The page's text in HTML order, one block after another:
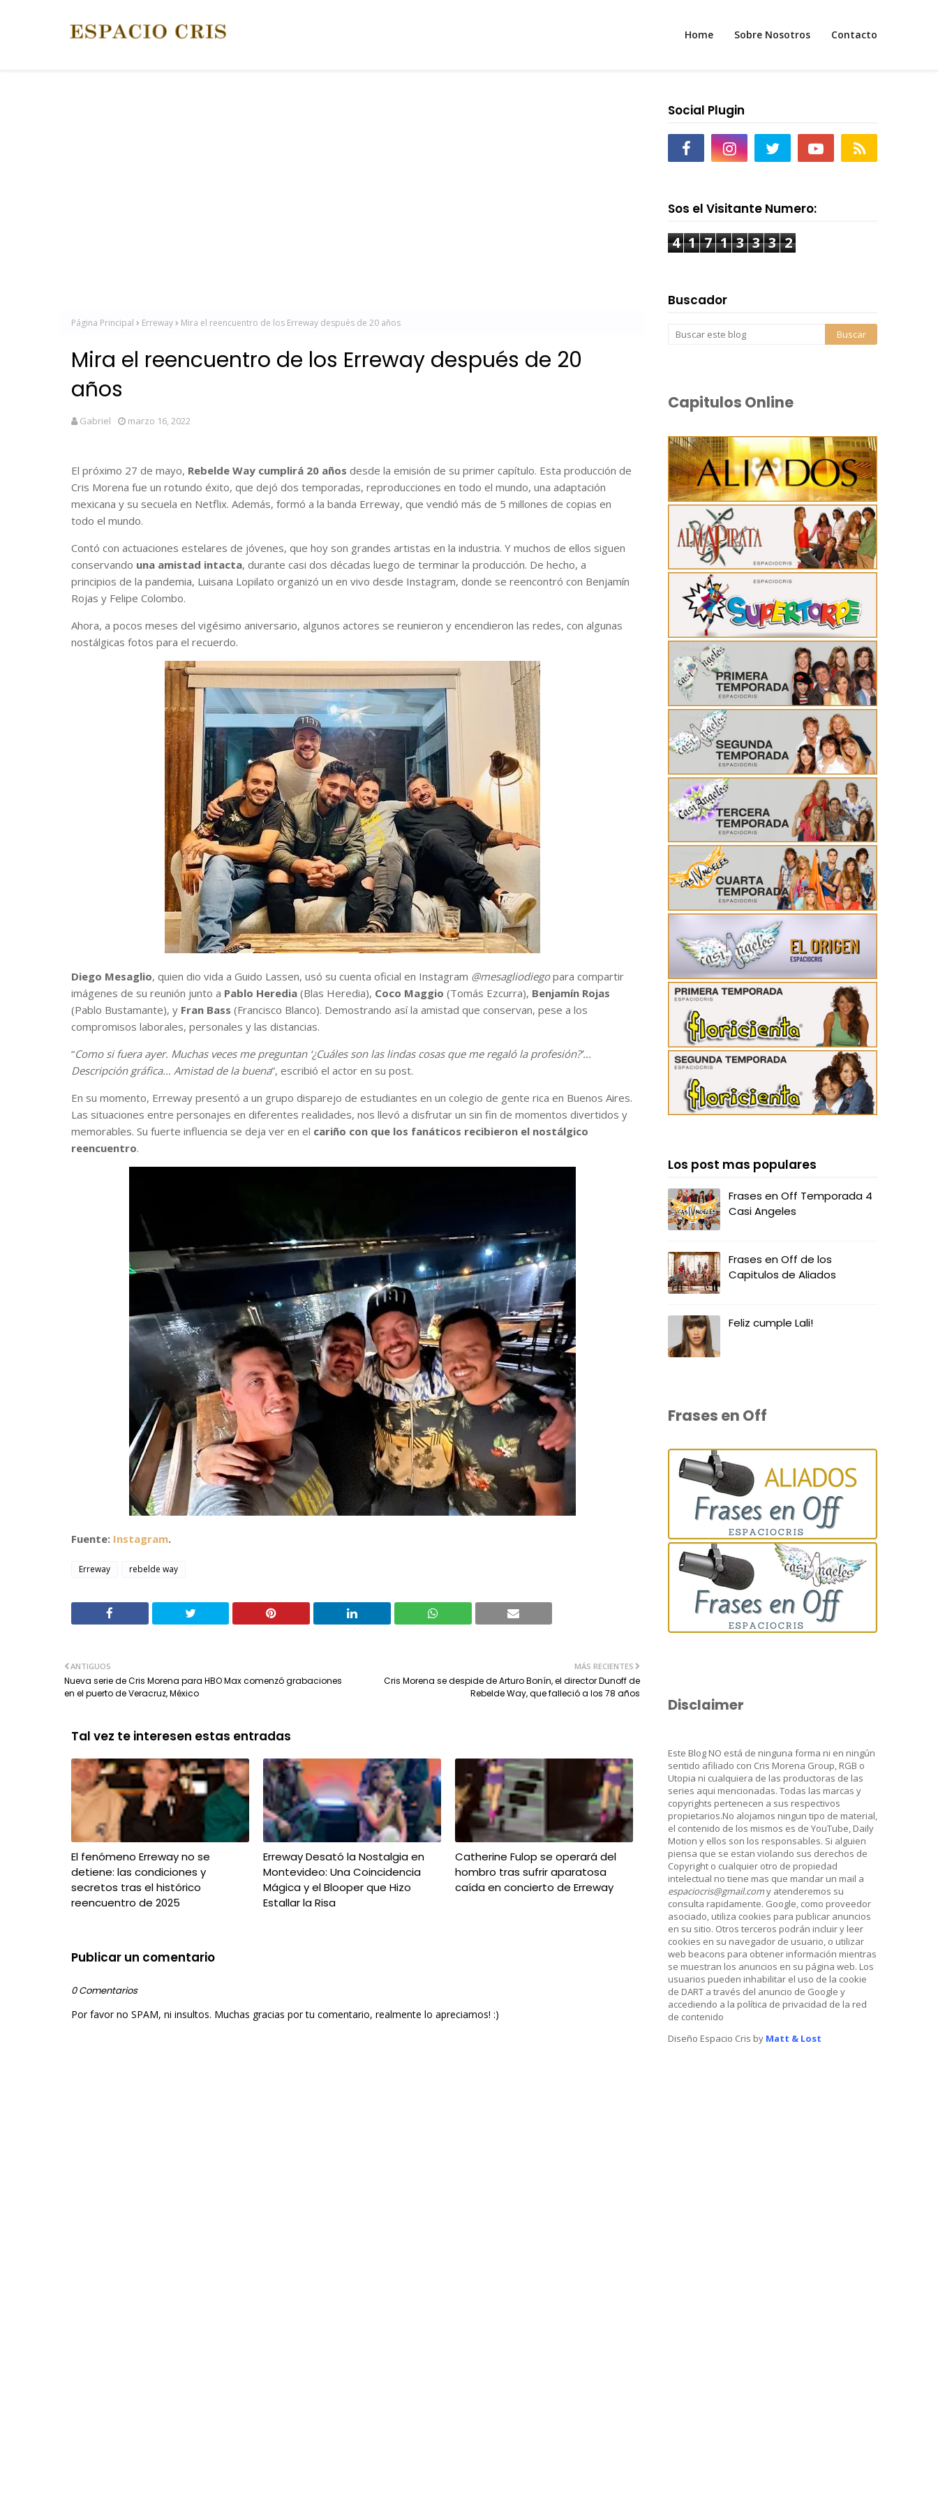
Home Sobre Nosotros Contacto
Página Principal Erreway Mira el reencuentro de los Erreway después de 20 años
Mira el reencuentro de los Erreway después de 20
años
Gabriel marzo 16, 2022
El próximo 27 de mayo, Rebelde Way cumplirá 20 años desde la emisión de su primer capítulo. Esta producción de
Cris Morena fue un rotundo éxito, que dejó dos temporadas, reproducciones en todo el mundo, una adaptación
mexicana y su secuela en Netflix. Además, formó a la banda Erreway, que vendió más de 5 millones de copias en
todo el mundo.
Contó con actuaciones estelares de jóvenes, que hoy son grandes artistas en la industria. Y muchos de ellos siguen
conservando una amistad intacta, durante casi dos décadas luego de terminar la producción. De hecho, a
principios de la pandemia, Luisana Lopilato organizó un en vivo desde Instagram, donde se reencontró con Benjamín
Rojas y Felipe Colombo.
Ahora, a pocos meses del vigésimo aniversario, algunos actores se reunieron y encendieron las redes, con algunas
nostálgicas fotos para el recuerdo.
Diego Mesaglio, quien dio vida a Guido Lassen, usó su cuenta oficial en Instagram @mesagliodiegopara compartir
imágenes de su reunión junto a Pablo Heredia (Blas Heredia), Coco Maggio (Tomás Ezcurra), Benjamín Rojas
(Pablo Bustamante), y Fran Bass (Francisco Blanco). Demostrando así la amistad que conservan, pese a los
compromisos laborales, personales y las distancias.
“Como si fuera ayer. Muchas veces me preguntan ‘¿Cuáles son las lindas cosas que me regaló la profesión?’…
Descripción gráfica… Amistad de la buena”, escribió el actor en su post.
En su momento, Erreway presentó a un grupo disparejo de estudiantes en un colegio de gente rica en Buenos Aires.
Las situaciones entre personajes en diferentes realidades, nos llevó a disfrutar un sin fin de momentos divertidos y
memorables. Su fuerte influencia se deja ver en el cariño con que los fanáticos recibieron el nostálgico
reencuentro.
Fuente: Instagram.
Erreway rebelde way
MÁS RECIENTES
Cris Morena se despide de Arturo Bonín, el director Dunoff de
Rebelde Way, que falleció a los 78 años
ANTIGUOS
Nueva serie de Cris Morena para HBO Max comenzó grabaciones
en el puerto de Veracruz, México
Tal vez te interesen estas entradas
El fenómeno Erreway no se
detiene: las condiciones y
secretos tras el histórico
reencuentro de 2025
Erreway Desató la Nostalgia en
Montevideo: Una Coincidencia
Mágica y el Blooper que Hizo
Estallar la Risa
Catherine Fulop se operará del
hombro tras sufrir aparatosa
caída en concierto de Erreway
Publicar un comentario
0 Comentarios
Por favor no SPAM, ni insultos. Muchas gracias por tu comentario, realmente lo apreciamos! :)
Social Plugin
Sos el Visitante Numero:
4 1 7 1 3 3 3 2
Buscador
Capitulos Online
Los post mas populares
Frases en Off Temporada 4
Casi Angeles
Frases en Off de los
Capitulos de Aliados
Feliz cumple Lali!
Frases en Off
Disclaimer
Este Blog NO está de ninguna forma ni en ningún
sentido afiliado con Cris Morena Group, RGB o
Utopia ni cualquiera de las productoras de las
series aqui mencionadas. Todas las marcas y
copyrights pertenecen a sus respectivos
propietarios.No alojamos ningun tipo de material,
el contenido de los mismos es de YouTube, Daily
Motion y ellos son los responsables. Si alguien
piensa que se estan violando sus derechos de
Copyright o cualquier otro de propiedad
intelectual no tiene mas que mandar un mail a
espaciocris@gmail.comy atenderemos su
consulta rapidamente. Google, como proveedor
asociado, utiliza cookies para publicar anuncios
en su sitio. Otros terceros podrán incluir y leer
cookies en su navegador de usuario, o utilizar
web beacons para obtener información mientras
se muestran los anuncios en su página web. Los
usuarios pueden inhabilitar el uso de la cookie
de DART a través del anuncio de Google y
accediendo a la política de privacidad de la red
de contenido
Diseño Espacio Cris by Matt & Lost